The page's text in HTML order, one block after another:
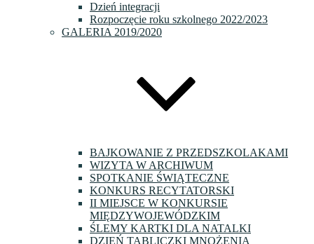
Dzień integracji
Rozpoczęcie roku szkolnego 2022/2023
GALERIA 2019/2020
BAJKOWANIE Z PRZEDSZKOLAKAMI
WIZYTA W ARCHIWUM
SPOTKANIE ŚWIĄTECZNE
KONKURS RECYTATORSKI
II MIEJSCE W KONKURSIE
MIĘDZYWOJEWÓDZKIM
ŚLEMY KARTKI DLA NATALKI
DZIEŃ TABLICZKI MNOŻENIA